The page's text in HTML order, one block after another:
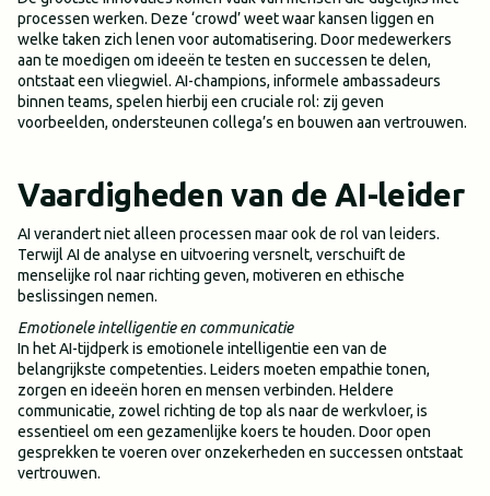
processen werken. Deze ‘crowd’ weet waar kansen liggen en
welke taken zich lenen voor automatisering. Door medewerkers
aan te moedigen om ideeën te testen en successen te delen,
ontstaat een vliegwiel. AI-champions, informele ambassadeurs
binnen teams, spelen hierbij een cruciale rol: zij geven
voorbeelden, ondersteunen collega’s en bouwen aan vertrouwen.
Vaardigheden van de AI-leider
AI verandert niet alleen processen maar ook de rol van leiders.
Terwijl AI de analyse en uitvoering versnelt, verschuift de
menselijke rol naar richting geven, motiveren en ethische
beslissingen nemen.
Emotionele intelligentie en communicatie
In het AI-tijdperk is emotionele intelligentie een van de
belangrijkste competenties. Leiders moeten empathie tonen,
zorgen en ideeën horen en mensen verbinden. Heldere
communicatie, zowel richting de top als naar de werkvloer, is
essentieel om een gezamenlijke koers te houden. Door open
gesprekken te voeren over onzekerheden en successen ontstaat
vertrouwen.